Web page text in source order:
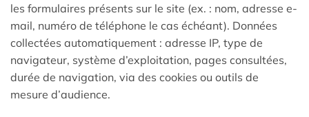
les formulaires présents sur le site (ex. : nom, adresse e-
mail, numéro de téléphone le cas échéant). Données
collectées automatiquement : adresse IP, type de
navigateur, système d’exploitation, pages consultées,
durée de navigation, via des cookies ou outils de
mesure d’audience.